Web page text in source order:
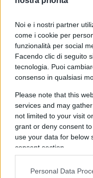
Noi e i nostri partner
come i cookie per
funzionalità per social
Facendo clic di seguito
tecnologia. Puoi
consenso in qualsiasi
Please note that this
services and may
not limited to your visit
grant or deny consent
use your data for below
consent section.
Personal Data
“norme
“legittimando gli
sociale e digitale”.
Soumahoro? Mi
Draghi, Enrico
nessuno dedicava
nessuno scriveva
dire che spiacevoli
degli anni in cui
gratuito per
discendenti:
di fare da